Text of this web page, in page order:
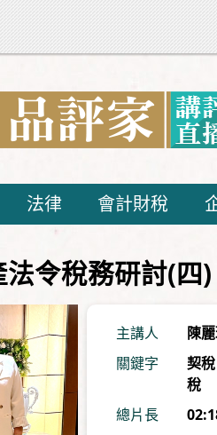
法律 會計財稅
令稅務研討(四
主講人
陳
關鍵字
契稅
稅
總片長